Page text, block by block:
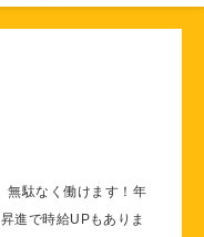
無駄なく働けます！年
進で時給UPもありま